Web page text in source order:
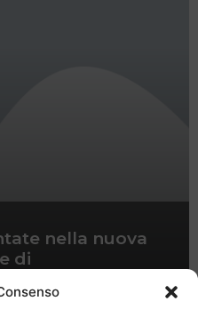
nella nuova
di